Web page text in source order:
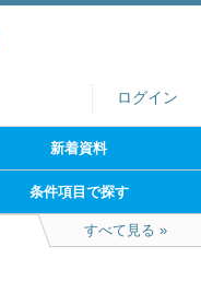
ログイン
新着資料
条件項目で探す
すべて見る